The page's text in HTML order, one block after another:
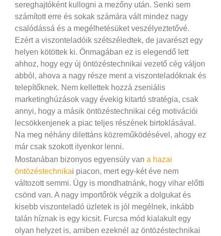
sereghajtóként kullogni a mezőny után. Senki sem
számított erre és sokak számára vált mindez nagy
csalódássá és a megélhetésüket veszélyeztetővé.
Ezért a viszonteladóik szétszéledtek, de javarészt egy
helyen kötöttek ki. Önmagában ez is elegendő lett
ahhoz, hogy egy új öntözéstechnikai vezető cég váljon
abból, ahova a nagy része ment a viszonteladóknak és
telepítőknek. Nem kellettek hozzá zseniális
marketinghúzások vagy évekig kitartó stratégia, csak
annyi, hogy a másik öntözéstechnikai cég motivációi
lecsökkenjenek a piac teljes részének birtoklásával.
Na meg néhány dilettáns közreműködésével, ahogy ez
már csak szokott ilyenkor lenni.
Mostanában bizonyos egyensúly van a hazai
öntözéstechnikai piacon, mert egy-két éve nem
változott semmi. Úgy is mondhatnánk, hogy vihar előtti
csönd van. A nagy importőrök végzik a dolgukat és
kisebb viszonteladó üzletek is jól megélnek, inkább
talán híznak is egy kicsit. Furcsa mód kialakult egy
olyan helyzet is, amiben ezeknél az öntözéstechnikai